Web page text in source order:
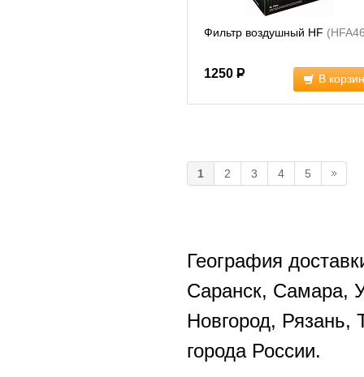
Фильтр воздушный HF
1250 Р В
1 2 3 4 5
География
Саранск, Самара,
Новгород, Рязань,
города России.